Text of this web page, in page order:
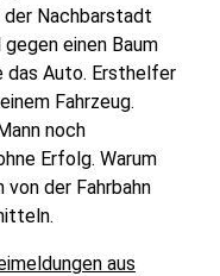
der Nachbarstadt
einen Baum
das Auto. Ersthelfer
Fahrzeug.
noch
Erfolg. Warum
der Fahrbahn
aus